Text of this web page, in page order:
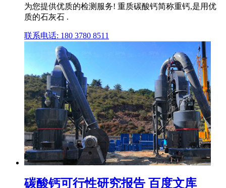
为您提供优质的检测服务! 重质碳酸钙简称重钙,是用优
质的石灰石 .
联系电话: 180 3780 8511
碳酸钙可行性研究报告 百度文库